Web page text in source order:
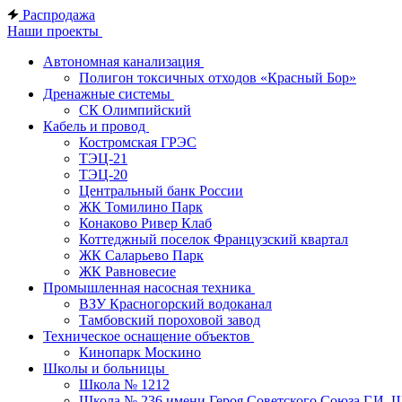
Распродажа
Наши проекты
Автономная канализация
Полигон токсичных отходов «Красный Бор»
Дренажные системы
СК Олимпийский
Кабель и провод
Костромская ГРЭС
ТЭЦ-21
ТЭЦ-20
Центральный банк России
ЖК Томилино Парк
Конаково Ривер Клаб
Коттеджный поселок Французский квартал
ЖК Саларьево Парк
ЖК Равновесие
Промышленная насосная техника
ВЗУ Красногорский водоканал
Тамбовский пороховой завод
Техническое оснащение объектов
Кинопарк Москино
Школы и больницы
Школа № 1212